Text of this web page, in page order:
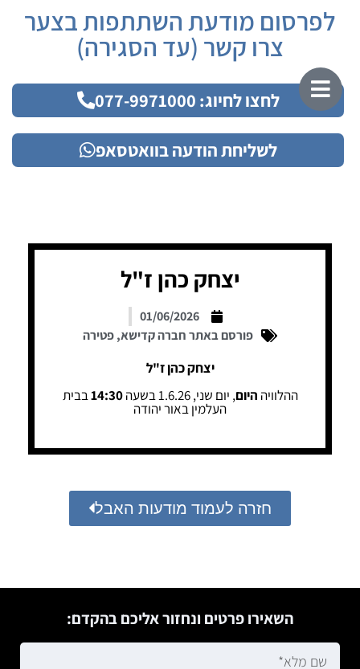
לפרסום מודעת השתתפות בצער
צרו קשר (עד הסגירה)
לחצו לחיוג: 077-9971000
לשליחת הודעה בוואטסאפ
יצחק כהן ז"ל
01/06/2026
פורסם באתר חברה קדישא,פטירה
יצחק כהן ז"ל
ההלוויה היום, יום שני, 1.6.26 בשעה 14:30בבית
העלמין באור יהודה
חזרה לעמוד מודעות האבל
השאירו פרטים ונחזור אליכם בהקדם: